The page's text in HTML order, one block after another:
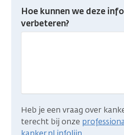
Heb
gevonden
Hoe kunnen we deze
verbeteren?
Heb je een vraag over
terecht bij onze